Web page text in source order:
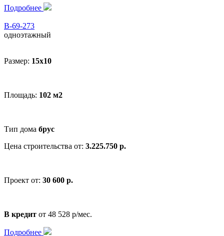
Подробнее
В-69-273
одноэтажный
Размер: 15x10
Площадь: 102 м2
Тип дома брус
Цена строительства от: 3.225.750 р.
Проект от: 30 600 р.
В кредит от 48 528 р/мес.
Подробнее